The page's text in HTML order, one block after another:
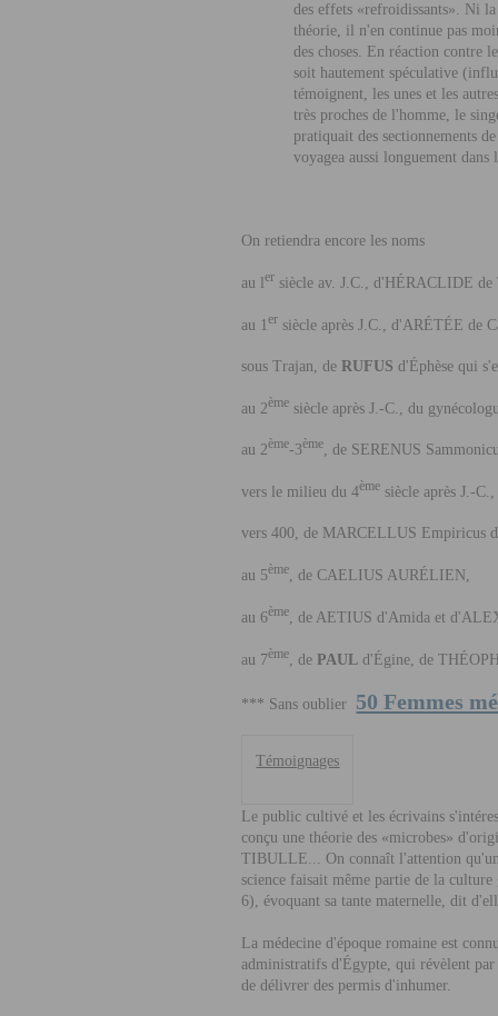
des effets «refroidissants». Ni
théorie, il n'en continue pas
des choses. En réaction contre
soit hautement spéculative
témoignent, les unes et les
très proches de l'homme, le
pratiquait des sectionnements
voyagea aussi longuement
On retiendra encore les noms
au ler siècle av. J.C., d'HÉRACLIDE de
au 1er siècle après J.C., d'ARÉTÉE de
sous Trajan, deRUFUS d'Éphèse qui
au 2ème siècle après J.-C., du
au 2ème-3ème,de S ERENUS
vers le milieu du 4ème siècle après J.-
vers 400,de MARCELLUS Empiricus
au 5ème, de CAELIUS AURÉLIEN ,
au 6ème, de A ETIUS d'Amida et d'A
au 7ème , dePAUL d'Égine, de T
*** Sans oublier 50 Femmes
Témoignages
Le public cultivé et les écrivains
conçu une théorie des «microbes»
T IBULLE... On connaît l'attention
science faisait même partie de la culture
6), évoquant sa tante maternelle, dit
La médecine d'époque romaine est
administratifs d'Égypte, qui révèlent
de délivrer des permis d'inhumer.